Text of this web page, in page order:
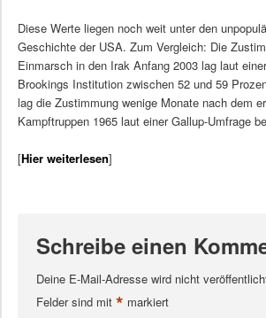
Diese Werte liegen noch weit unter den
Geschichte der USA. Zum Vergleich: Die
Einmarsch in den Irak Anfang 2003 lag laut
Brookings Institution zwischen 52 und 59
lag die Zustimmung wenige Monate nach dem
Kampftruppen 1965 laut einer Gallup-Umfrage
[Hier weiterlesen]
Schreibe einen
Deine E-Mail-Adresse wird nicht
Felder sind mit * markiert